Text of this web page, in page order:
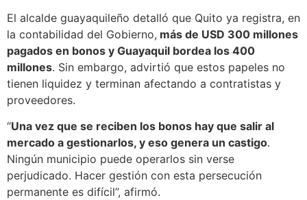
El alcalde guayaquileño detalló que Quito ya registra, en
la contabilidad del Gobierno, más de USD 300 millones
pagados en bonos y Guayaquil bordea los 400
millones. Sin embargo, advirtió que estos papeles no
tienen liquidez y terminan afectando a contratistas y
proveedores.
“Una vez que se reciben los bonos hay que salir al
mercado a gestionarlos, y eso genera un castigo.
Ningún municipio puede operarlos sin verse
perjudicado. Hacer gestión con esta persecución
permanente es difícil”, afirmó.